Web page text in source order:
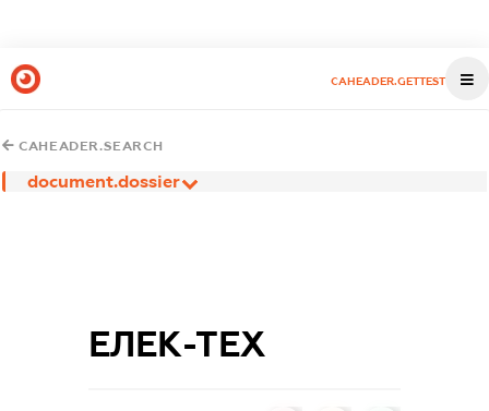
CAHEADER.GETTEST
CAHEADER.SEARCH
document.dossier
ЕЛЕК-ТЕХ